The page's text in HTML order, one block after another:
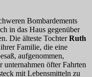
Bombardements
in das Haus gegenüber
Die älteste TochterRuth
Familie, die eine
aufgenommen,
öfter Fahrten
mit Lebensmitteln zu